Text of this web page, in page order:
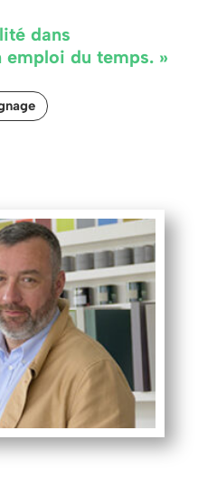
dans
emploi du temps. »